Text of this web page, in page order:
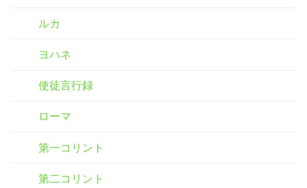
ルカ
ヨハネ
使徒言行録
ローマ
第一コリント
第二コリント